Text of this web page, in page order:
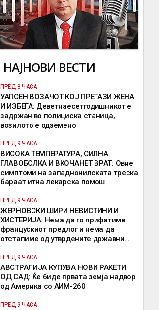
НАЈНОВИ ВЕСТИ
ПРЕД 8 ЧАСА
УАПСЕН ВОЗАЧОТ КОЈ ПРЕГАЗИ ЖЕНА
И ИЗБЕГА: Деветнаесетгодишникот е
задржан во полициска станица,
возилото е одземено
ПРЕД 9 ЧАСА
ВИСОКА ТЕМПЕРАТУРА, СИЛНА
ГЛАВОБОЛКА И ВКОЧАНЕТ ВРАТ: Овие
симптоми на западнонилската треска
бараат итна лекарска помош
ПРЕД 9 ЧАСА
ЖЕРНОВСКИ ШИРИ НЕВИСТИНИ И
ХИСТЕРИЈА: Нема да го прифатиме
францускиот предлог и нема да
отстапиме од утврдените државни
ПРЕД 9 ЧАСА
АВСТРАЛИЈА КУПУВА НОВИ РАКЕТИ
ОД САД: Ќе биде првата земја надвор
од Америка со АИМ-260
ПРЕД 9 ЧАСА